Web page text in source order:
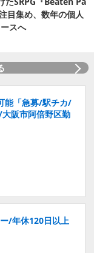
目集め、数年の個人
スへ
能「急募/駅チカ/
阪市阿倍野区勤
/年休120日以上